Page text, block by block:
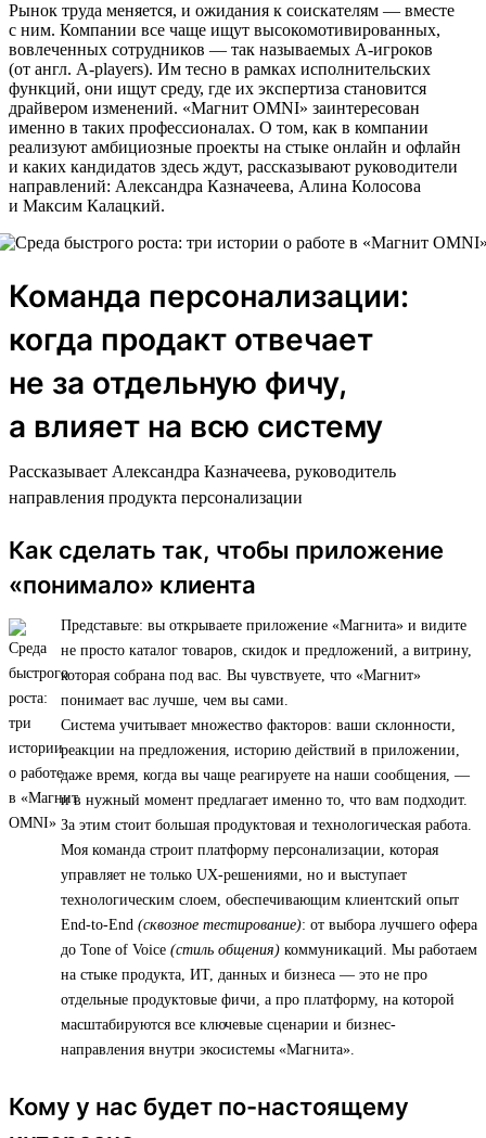
Рынок труда меняется, и ожидания к соискателям — вместе
с ним. Компании все чаще ищут высокомотивированных,
вовлеченных сотрудников — так называемых А-игроков
(от англ. A-players). Им тесно в рамках исполнительских
функций, они ищут среду, где их экспертиза становится
драйвером изменений. «Магнит OMNI» заинтересован
именно в таких профессионалах. О том, как в компании
реализуют амбициозные проекты на стыке онлайн и офлайн
и каких кандидатов здесь ждут, рассказывают руководители
направлений: Александра Казначеева, Алина Колосова
и Максим Калацкий.
Команда персонализации:
когда продакт отвечает
не за отдельную фичу,
а влияет на всю систему
Рассказывает Александра Казначеева, руководитель
направления продукта персонализации
Как сделать так, чтобы приложение
«понимало» клиента
Представьте: вы открываете приложение «Магнита» и видите
не просто каталог товаров, скидок и предложений, а витрину,
которая собрана под вас. Вы чувствуете, что «Магнит»
понимает вас лучше, чем вы сами.
Система учитывает множество факторов: ваши склонности,
реакции на предложения, историю действий в приложении,
даже время, когда вы чаще реагируете на наши сообщения, —
и в нужный момент предлагает именно то, что вам подходит.
За этим стоит большая продуктовая и технологическая работа.
Моя команда строит платформу персонализации, которая
управляет не только UX-решениями, но и выступает
технологическим слоем, обеспечивающим клиентский опыт
End-to-End (сквозное тестирование): от выбора лучшего офера
до Tone of Voice (стиль общения) коммуникаций. Мы работаем
на стыке продукта, ИТ, данных и бизнеса — это не про
отдельные продуктовые фичи, а про платформу, на которой
масштабируются все ключевые сценарии и бизнес-
направления внутри экосистемы «Магнита».
Кому у нас будет по-настоящему